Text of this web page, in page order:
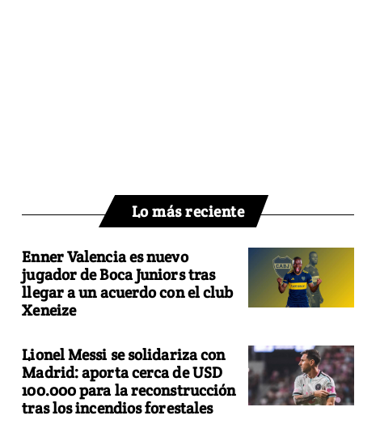
Lo más reciente
Enner Valencia es nuevo
jugador de Boca Juniors tras
llegar a un acuerdo con el club
Xeneize
Lionel Messi se solidariza con
Madrid: aporta cerca de USD
100.000 para la reconstrucción
tras los incendios forestales